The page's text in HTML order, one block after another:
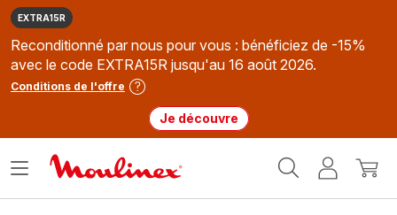
EXTRA15R
Reconditionné par nous pour vous : bénéficiez de -15%
avec le code EXTRA15R jusqu'au 16 août 2026.
Conditions de l'offre
Je découvre
MonMon
Ouvrir